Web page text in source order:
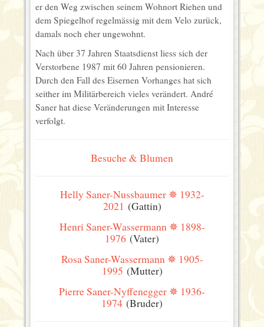
er den Weg zwischen seinem Wohnort Riehen und
dem Spiegelhof regelmässig mit dem Velo zurück,
damals noch eher ungewohnt.
Nach über 37 Jahren Staatsdienst liess sich der
Verstorbene 1987 mit 60 Jahren pensionieren.
Durch den Fall des Eisernen Vorhanges hat sich
seither im Militärbereich vieles verändert. André
Saner hat diese Veränderungen mit Interesse
verfolgt.
Besuche & Blumen
Helly Saner-Nussbaumer ✵ 1932-
2021 (Gattin)
Henri Saner-Wassermann ✵ 1898-
1976 (Vater)
Rosa Saner-Wassermann ✵ 1905-
1995 (Mutter)
Pierre Saner-Nyffenegger ✵ 1936-
1974 (Bruder)